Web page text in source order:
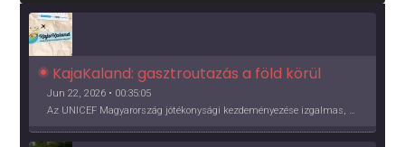
KajaKaland: gasztroutazás a föld körül
Jun 22, 2026 • 00:35:05
Az UNICEF Magyarország jótékonysági kezdeményezése izgalmas, egész éves világkörüli ízutazásra hív, igazi családi program és gasztroedukáció, illetve segítség a rászorulóknak is egyben.